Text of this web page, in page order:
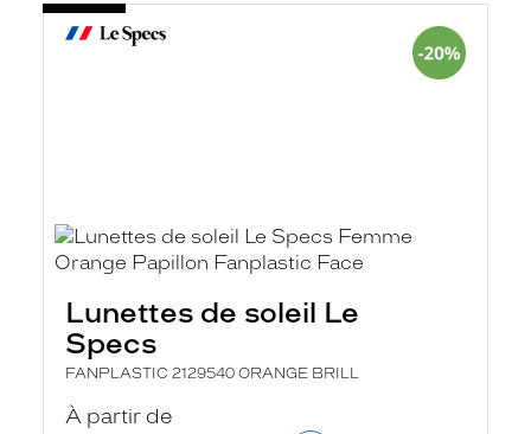
Lunettes de soleil Le
Specs
FANPLASTIC 2129540 ORANGE BRILL
À partir de